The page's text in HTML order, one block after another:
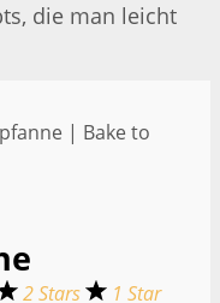
die man leicht
2 Stars 1 Star